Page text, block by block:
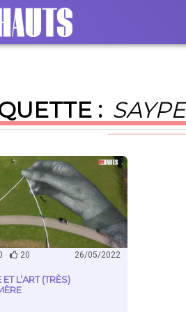
: SAYPE
20 26/05/2022
L’ART (TRÈS)